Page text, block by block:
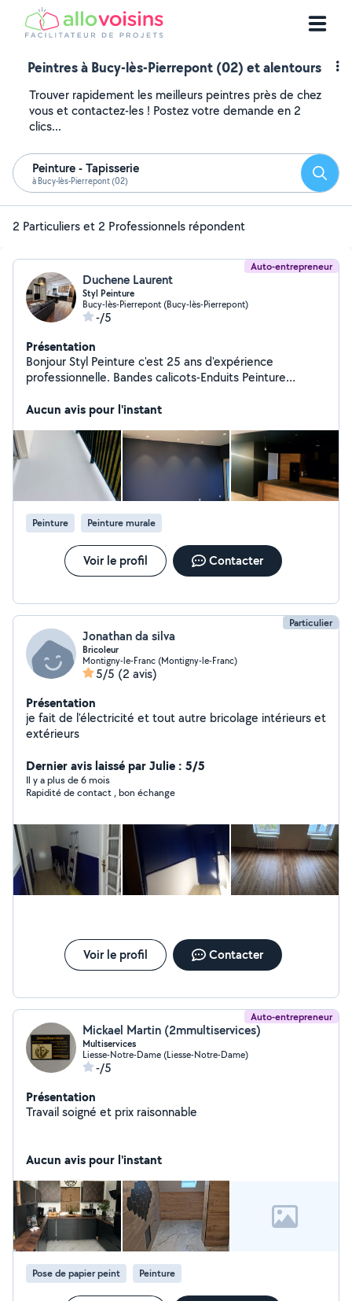
Peintres à Bucy-lès-Pierrepont (02) et alentours
Trouver rapidement les meilleurs peintres près de chez
vous et contactez-les ! Postez votre demande en 2
clics...
Peinture - Tapisserie
à Bucy-lès-Pierrepont (02)
2 Particuliers et 2 Professionnels répondent
Auto-entrepreneur
Duchene Laurent
Styl Peinture
Bucy-lès-Pierrepont (Bucy-lès-Pierrepont)
-/5
Présentation
Bonjour Styl Peinture c'est 25 ans d'expérience
professionnelle. Bandes calicots-Enduits Peinture
Décoration. Neuf où Rénovation Je reste à votre
Cordialement styl Peinture
Aucun avis pour l'instant
Peinture Peinture murale
Voir le profil Contacter
Particulier
Jonathan da silva
Bricoleur
Montigny-le-Franc (Montigny-le-Franc)
5/5 (2 avis)
Présentation
je fait de l'électricité et tout autre bricolage intérieurs et
extérieurs
Dernier avis laissé par Julie : 5/5
Il y a plus de 6 mois
Rapidité de contact , bon échange
Voir le profil Contacter
Auto-entrepreneur
Mickael Martin (2mmultiservices)
Multiservices
Liesse-Notre-Dame (Liesse-Notre-Dame)
-/5
Présentation
Travail soigné et prix raisonnable
Aucun avis pour l'instant
Pose de papier peint Peinture